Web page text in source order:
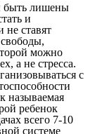
быть лишены
и
не ставят
можно
а не стресса.
с
называемая
ребенок
всего 7-10
системе